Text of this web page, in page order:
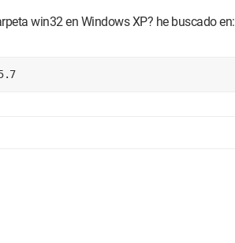
win32 en Windows XP? he buscado en: